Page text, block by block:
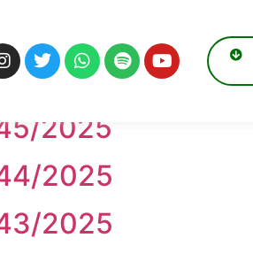
146/2025
2025
2025
2025